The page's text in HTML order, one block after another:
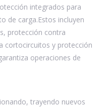
integrados para
de carga.Estos incluyen
protección contra
cortocircuitos y protección
operaciones de
trayendo nuevos